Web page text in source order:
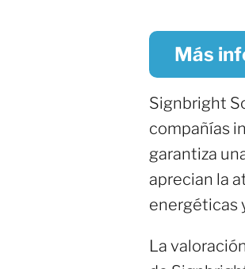
Más
Signbright
compañías
garantiza
aprecian la
energéticas
La